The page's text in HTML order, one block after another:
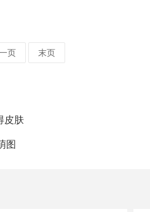
页 末页
皮肤
图